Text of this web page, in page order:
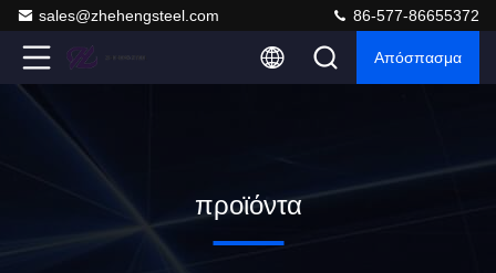
sales@zhehengsteel.com 86-577-86655372
Απόσπασμα
προϊόντα